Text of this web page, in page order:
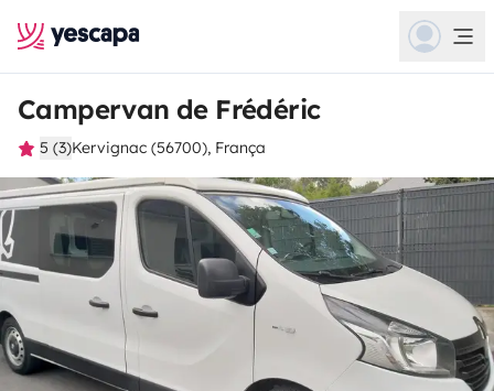
Campervan de Frédéric
5 (3)Kervignac (56700), França